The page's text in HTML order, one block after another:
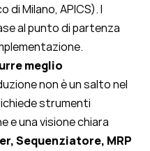
di Milano, APICS). I
al punto di partenza
meglio
non è un salto nel
strumenti
e una visione chiara
Sequenziatore, MRP